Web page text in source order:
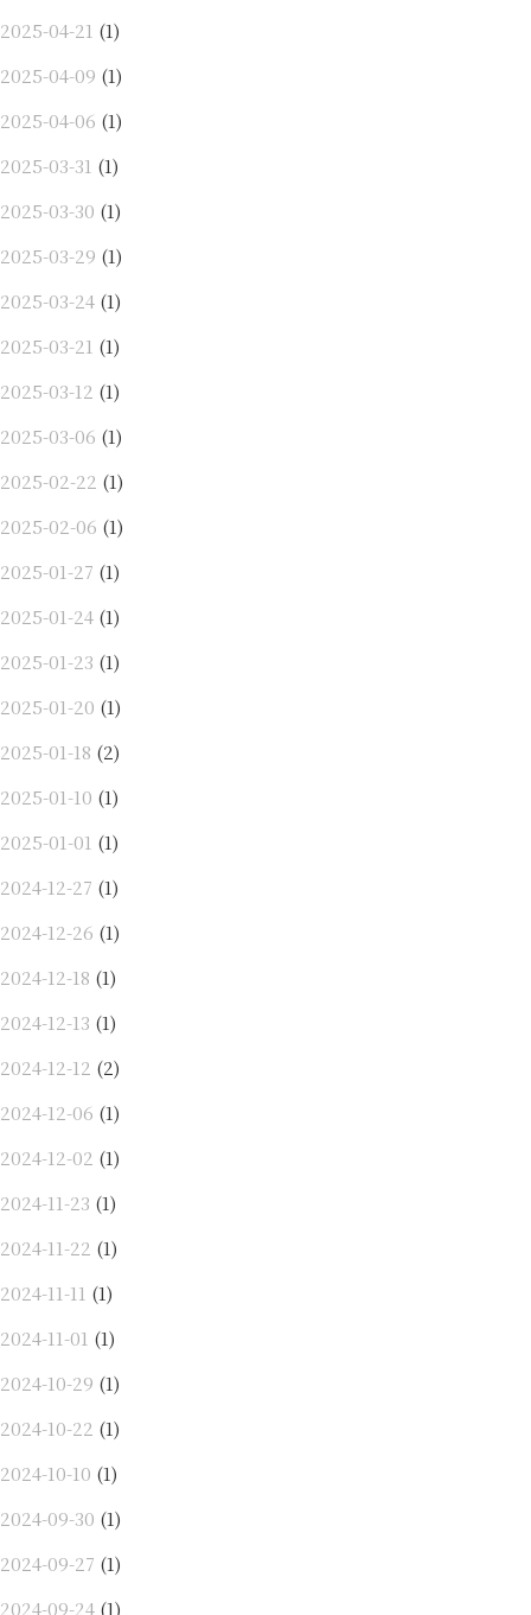
2025-04-21 (1)
2025-04-09 (1)
2025-04-06 (1)
2025-03-31 (1)
2025-03-30 (1)
2025-03-29 (1)
2025-03-24 (1)
2025-03-21 (1)
2025-03-12 (1)
2025-03-06 (1)
2025-02-22 (1)
2025-02-06 (1)
2025-01-27 (1)
2025-01-24 (1)
2025-01-23 (1)
2025-01-20 (1)
2025-01-18 (2)
2025-01-10 (1)
2025-01-01 (1)
2024-12-27 (1)
2024-12-26 (1)
2024-12-18 (1)
2024-12-13 (1)
2024-12-12 (2)
2024-12-06 (1)
2024-12-02 (1)
2024-11-23 (1)
2024-11-22 (1)
2024-11-11 (1)
2024-11-01 (1)
2024-10-29 (1)
2024-10-22 (1)
2024-10-10 (1)
2024-09-30 (1)
2024-09-27 (1)
2024-09-24 (1)